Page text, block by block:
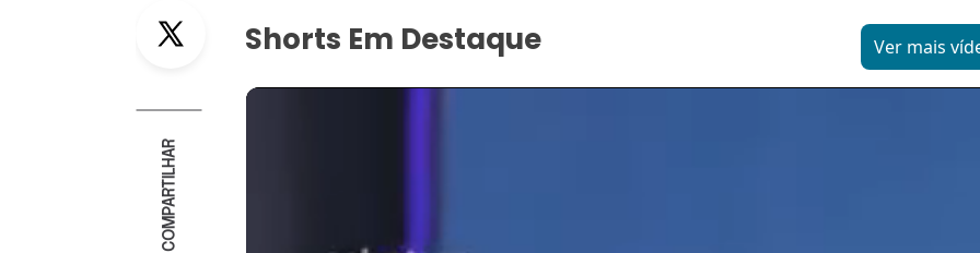
COMPARTILHAR
Shorts Em Destaque Ver mais